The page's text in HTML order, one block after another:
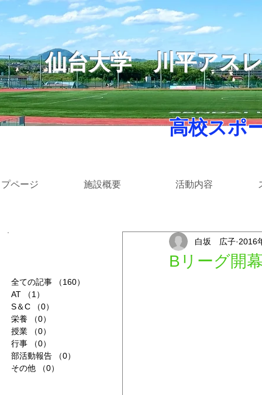
仙台大学川平アス
高校スポ
ページ 施設概要 活動内容
全ての記事 （160）
AT
（1）
S＆C
（0）
栄養
（0）
授業
（0）
行事
（0）
部活動報告
（0）
その他
（0）
Bリーグ開
白坂 広子 2016